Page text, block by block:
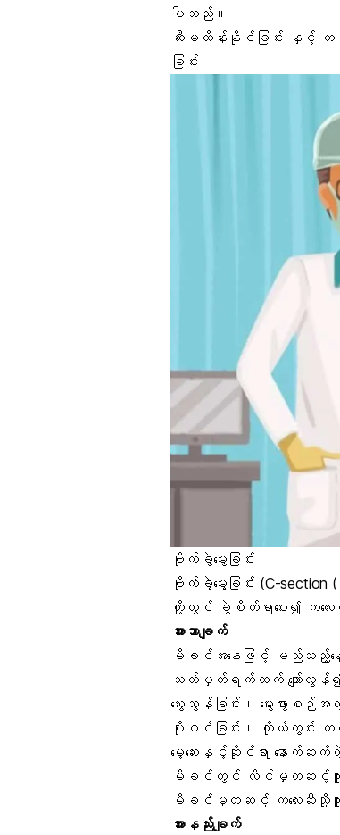
ပါသည်။
ဆီးမထိန်းနိုင်ခြင်း နှင့် တင်ပ
ခြင်း
ဗိုက်ခွဲမွေးခြင်း
ဗိုက်ခွဲမွေးခြင်း (C-
တို့တွင် ခွဲစိတ်ရာပေး၍ ကလေး
အားသာချက်
မိခင်အနေဖြင့် မည်သည့်နေ့
သတ်မှတ်ရက်ထက် ကျော်လွန်၍ ကလ
သွေးသွန်ခြင်း၊ မွေးဖွားစဉ်
ပိုးဝင်ခြင်း၊ ကိုယ်တွင်း က
မေ့ဆေးနှင့်ဆိုင်ရာ နောက်ဆက်တွဲပ
မိခင်တွင် လိင်မှတဆင့်ကူးဆက်သ
မိခင်မှတဆင့် ကလေးဆီသို့ကူ
အားနည်းချက်